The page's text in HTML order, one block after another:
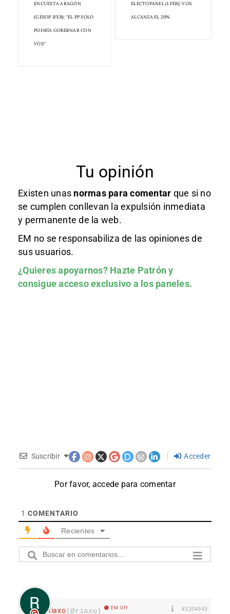
ENCUESTA ARAGÓN
(GESOP 1FEB): "EL PP SOLO
PODRÍA GOBERNAR CON
VOX"
ELECTOPANEL (1 FEB): VOX
ALCANZA EL 20%
Tu opinión
Existen unas normas para comentar que si no
se cumplen conllevan la expulsión inmediata
y permanente de la web.
EM no se responsabiliza de las opiniones de
sus usuarios.
¿Quieres apoyarnos? Hazte Patróny
consigue acceso exclusivo a los paneles.
Suscribir Acceder
Por favor, accede para comentar
1 COMENTARIO
Recientes
Riaxo(@riaxo) EM Off #3204943